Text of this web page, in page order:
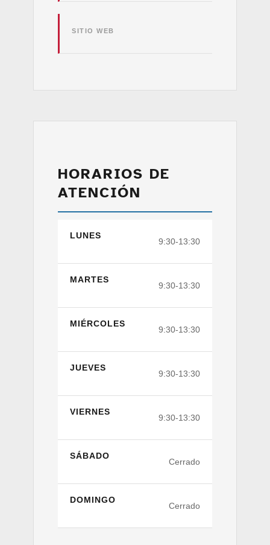
SITIO WEB
HORARIOS DE
ATENCIÓN
LUNES
9:30-13:30
MARTES
9:30-13:30
MIÉRCOLES
9:30-13:30
JUEVES
9:30-13:30
VIERNES
9:30-13:30
SÁBADO
Cerrado
DOMINGO
Cerrado